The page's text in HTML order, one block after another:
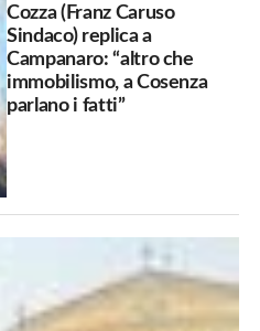
Cozza (Franz Caruso
Sindaco) replica a
Campanaro: “altro che
immobilismo, a Cosenza
parlano i fatti”